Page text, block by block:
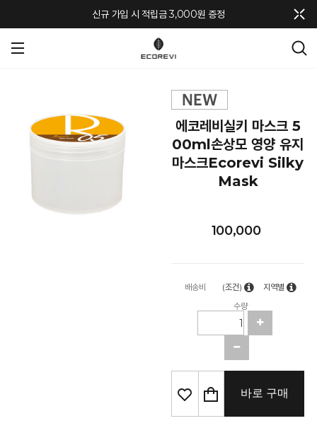
신규 가입 시 적립금 3,000원 증정
에코레비실키 마스크 5
00ml손상모 영양 유지
마스크Ecorevi Silky
Mask
100,000
배송비 (조건)
지역별
수량
바로 구매